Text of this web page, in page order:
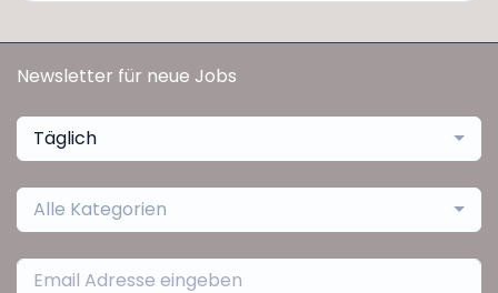
Newsletter für neue Jobs
Täglich
Alle Kategorien